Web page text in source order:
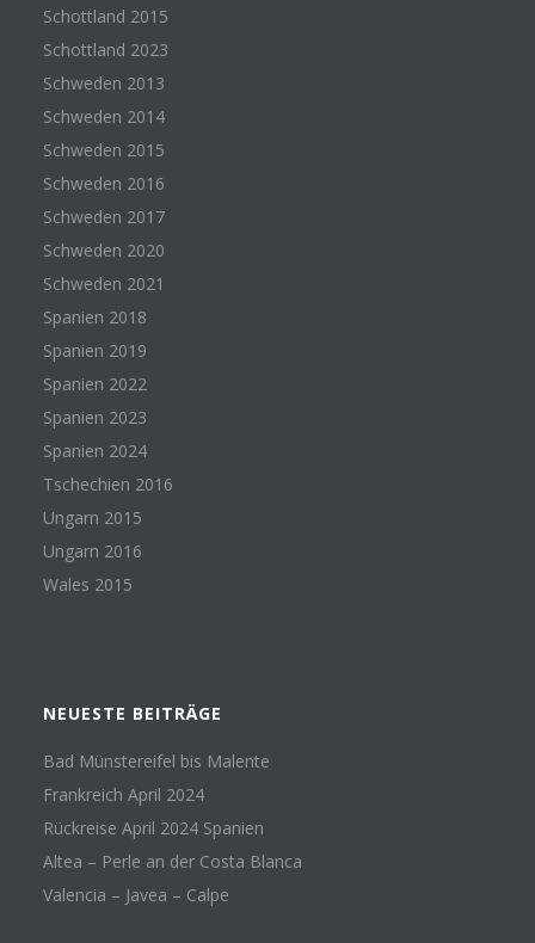
Schottland 2015
Schottland 2023
Schweden 2013
Schweden 2014
Schweden 2015
Schweden 2016
Schweden 2017
Schweden 2020
Schweden 2021
Spanien 2018
Spanien 2019
Spanien 2022
Spanien 2023
Spanien 2024
Tschechien 2016
Ungarn 2015
Ungarn 2016
Wales 2015
NEUESTE BEITRÄGE
Bad Münstereifel bis Malente
Frankreich April 2024
Rückreise April 2024 Spanien
Altea – Perle an der Costa Blanca
Valencia – Javea – Calpe